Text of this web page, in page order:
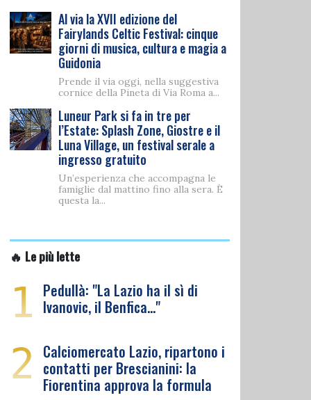
Al via la XVII edizione del
Fairylands Celtic Festival: cinque
giorni di musica, cultura e magia a
Guidonia
Prende il via oggi, nella suggestiva
cornice della Pineta di Via Roma a...
Luneur Park si fa in tre per
l’Estate: Splash Zone, Giostre e il
Luna Village, un festival serale a
ingresso gratuito
Un’esperienza che accompagna le
famiglie dal mattino fino alla sera. È
questa la...
🔥 Le più lette
1 Pedullà: "La Lazio ha il sì di
Ivanovic, il Benfica…"
2 Calciomercato Lazio, ripartono i
contatti per Brescianini: la
Fiorentina approva la formula